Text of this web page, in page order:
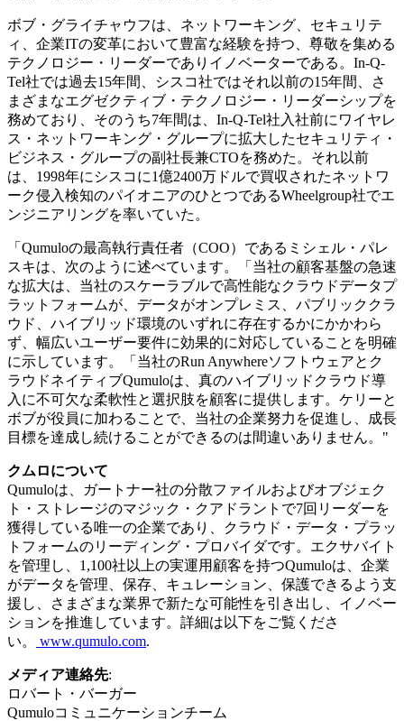
ボブ・グライチャウフは、ネットワーキング、セキュリテ
ィ、企業ITの変革において豊富な経験を持つ、尊敬を集める
テクノロジー・リーダーでありイノベーターである。In-Q-
Tel社では過去15年間、シスコ社ではそれ以前の15年間、さ
まざまなエグゼクティブ・テクノロジー・リーダーシップを
務めており、そのうち7年間は、In-Q-Tel社入社前にワイヤレ
ス・ネットワーキング・グループに拡大したセキュリティ・
ビジネス・グループの副社長兼CTOを務めた。それ以前
は、1998年にシスコに1億2400万ドルで買収されたネットワ
ーク侵入検知のパイオニアのひとつであるWheelgroup社でエ
ンジニアリングを率いていた。
「Qumuloの最高執行責任者（COO）であるミシェル・パレ
スキは、次のように述べています。「当社の顧客基盤の急速
な拡大は、当社のスケーラブルで高性能なクラウドデータプ
ラットフォームが、データがオンプレミス、パブリッククラ
ウド、ハイブリッド環境のいずれに存在するかにかかわら
ず、幅広いユーザー要件に効果的に対応していることを明確
に示しています。「当社のRun Anywhereソフトウェアとク
ラウドネイティブQumuloは、真のハイブリッドクラウド導
入に不可欠な柔軟性と選択肢を顧客に提供します。ケリーと
ボブが役員に加わることで、当社の企業努力を促進し、成長
目標を達成し続けることができるのは間違いありません。"
クムロについて
Qumuloは、ガートナー社の分散ファイルおよびオブジェク
ト・ストレージのマジック・クアドラントで7回リーダーを
獲得している唯一の企業であり、クラウド・データ・プラッ
トフォームのリーディング・プロバイダです。エクサバイト
を管理し、1,100社以上の実運用顧客を持つQumuloは、企業
がデータを管理、保存、キュレーション、保護できるよう支
援し、さまざまな業界で新たな可能性を引き出し、イノベー
ションを推進しています。詳細は以下をご覧くださ
い。
www.qumulo.com.
メディア連絡先:
ロバート・バーガー
Qumuloコミュニケーションチーム